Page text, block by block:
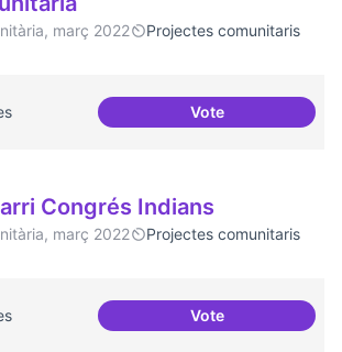
març 2022
Projectes comunitaris
VoteSalut Comunitària
Congrés Indians
març 2022
Projectes comunitaris
VoteCasal de Barri